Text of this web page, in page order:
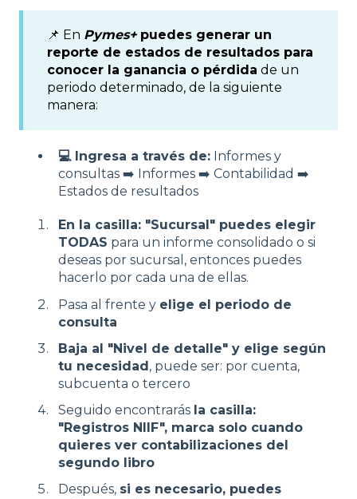
📌 En Pymes+ puedes generar un
reporte de estados de resultados para
conocer la ganancia o pérdida de un
periodo determinado, de la siguiente
manera:
💻 Ingresa a través de: Informes y
consultas ➡️ Informes ➡️ Contabilidad ➡️
Estados de resultados
En la casilla: "Sucursal" puedes elegir
TODAS para un informe consolidado o si
deseas por sucursal, entonces puedes
hacerlo por cada una de ellas.
Pasa al frente y elige el periodo de
consulta
Baja al "Nivel de detalle" y elige según
tu necesidad, puede ser: por cuenta,
subcuenta o tercero
Seguido encontrarás la casilla:
"Registros NIIF", marca solo cuando
quieres ver contabilizaciones del
segundo libro
Después, si es necesario, puedes